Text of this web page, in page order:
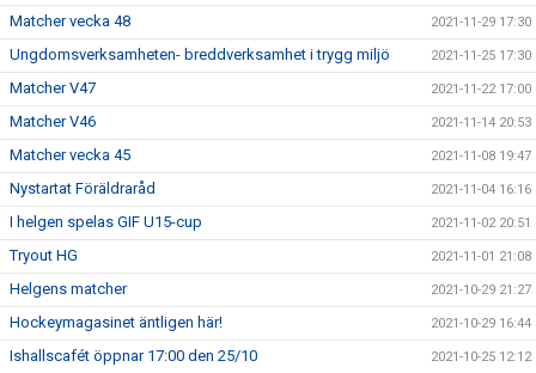
Matcher vecka 48 2021-11-29 17:30
Ungdomsverksamheten- breddverksamhet i trygg miljö 2021-11-25 17:30
Matcher V47 2021-11-22 17:00
Matcher V46 2021-11-14 20:53
Matcher vecka 45 2021-11-08 19:47
Nystartat Föräldraråd 2021-11-04 16:16
I helgen spelas GIF U15-cup 2021-11-02 20:51
Tryout HG 2021-11-01 21:08
Helgens matcher 2021-10-29 21:27
Hockeymagasinet äntligen här! 2021-10-29 16:44
Ishallscafét öppnar 17:00 den 25/10 2021-10-25 12:12